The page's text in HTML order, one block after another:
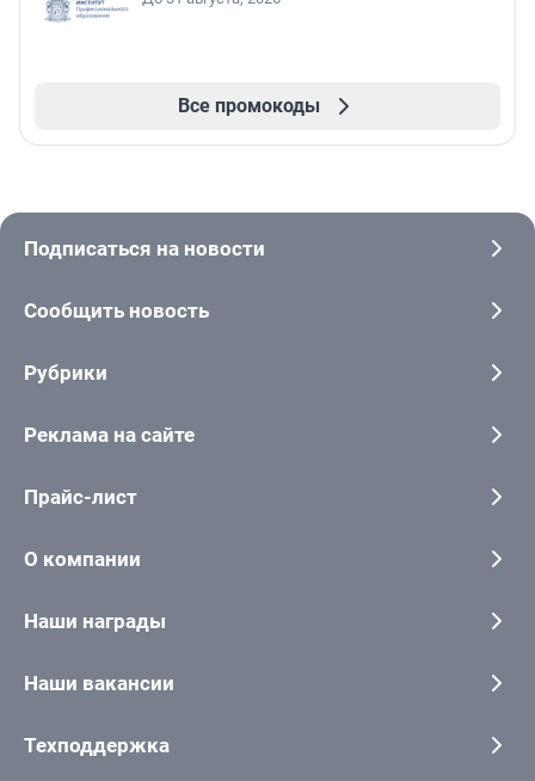
Все промокоды
Подписаться на новости
Сообщить новость
Рубрики
Реклама на сайте
Прайс-лист
О компании
Наши награды
Наши вакансии
Техподдержка